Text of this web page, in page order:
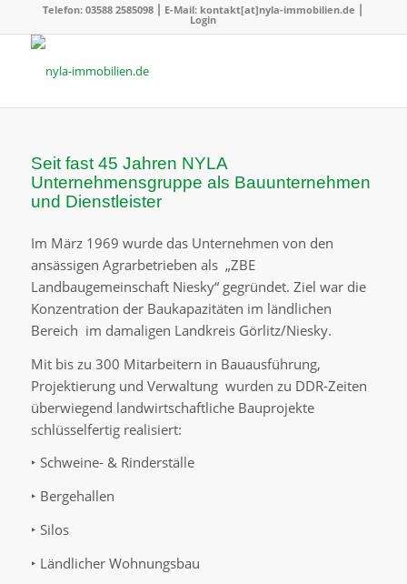
Telefon: 03588 2585098 ⎮ E-Mail: kontakt[at]nyla-immobilien.de ⎮
Login
Seit fast 45 Jahren NYLA
Unternehmensgruppe als Bauunternehmen
und Dienstleister
Im März 1969 wurde das Unternehmen von den
ansässigen Agrarbetrieben als „ZBE
Landbaugemeinschaft Niesky“ gegründet. Ziel war die
Konzentration der Baukapazitäten im ländlichen
Bereich im damaligen Landkreis Görlitz/Niesky.
Mit bis zu 300 Mitarbeitern in Bauausführung,
Projektierung und Verwaltung wurden zu DDR-Zeiten
überwiegend landwirtschaftliche Bauprojekte
schlüsselfertig realisiert:
‣ Schweine- & Rinderställe
‣ Bergehallen
‣ Silos
‣ Ländlicher Wohnungsbau